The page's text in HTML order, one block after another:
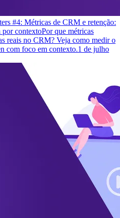
#4: Métricas de CRM e retenção:
por contextoPor que métricas
reais no CRM? Veja como medir o
com foco em contexto.1 de julho